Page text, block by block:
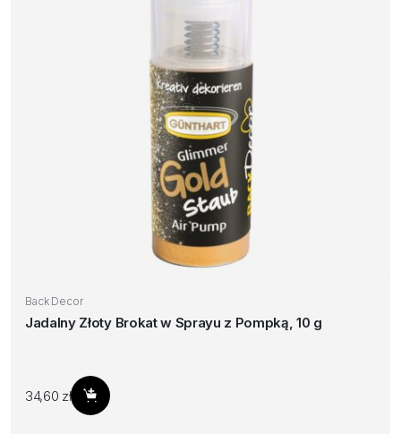
Back Decor
Jadalny Złoty Brokat w Sprayu z Pompką, 10 g
34,60 zł Dodaj do koszyka